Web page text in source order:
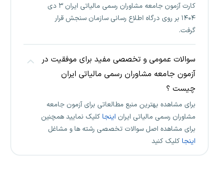
کارت آزمون جامعه مشاوران رسمی مالیاتی ایران ۳ دی
۱۴۰۴ بر روی درگاه اطلاع رسانی سازمان سنجش قرار
گرفت.
سوالات عمومی و تخصصی مفید برای موفقیت در
آزمون جامعه مشاوران رسمی مالیاتی ایران
چیست ؟
برای مشاهده بهترین منبع مطالعاتی برای آزمون جامعه
مشاوران رسمی مالیاتی ایران اینجاکلیک نمایید همچنین
برای مشاهده اصل سوالات تخصصی رشته ها و مشاغل
اینجاکلیک کنید